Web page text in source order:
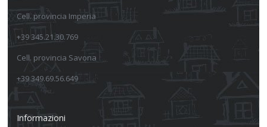
Cell. provincia Imperia
+39 345.21.30.769
Cell. provincia Savona
+39 349.69.56.649
Informazioni